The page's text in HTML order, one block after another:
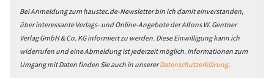
Bei Anmeldung zum haustec.de-Newsletter bin ich damit einverstanden,
über interessante Verlags- und Online-Angebote der Alfons W. Gentner
Verlag GmbH & Co. KG informiert zu werden. Diese Einwilligung kann ich
widerrufen und eine Abmeldung ist jederzeit möglich. Informationen zum
Umgang mit Daten finden Sie auch in unsererDatenschutzerklärung.